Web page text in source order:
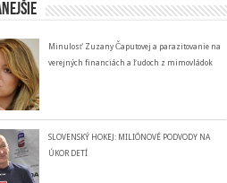
Minulosť Zuzany Čaputovej a parazitovanie na
verejných financiách a ľudoch z mimovládok
SLOVENSKÝ HOKEJ: MILIÓNOVÉ PODVODY NA
ÚKOR DETÍ